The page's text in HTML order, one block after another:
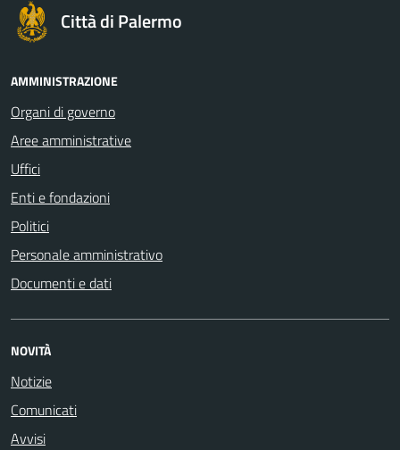
Città di Palermo
AMMINISTRAZIONE
Organi di governo
Aree amministrative
Uffici
Enti e fondazioni
Politici
Personale amministrativo
Documenti e dati
NOVITÀ
Notizie
Comunicati
Avvisi